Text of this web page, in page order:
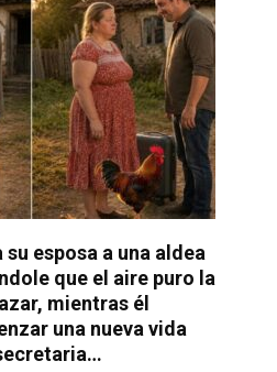
esposa a una aldea
que el aire puro la
mientras él
una nueva vida